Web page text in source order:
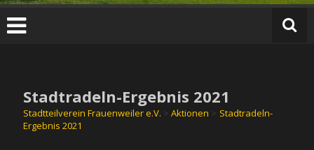
Stadtradeln-Ergebnis 2021
Stadtteilverein Frauenweiler e.V. >Aktionen > Stadtradeln-
Ergebnis 2021